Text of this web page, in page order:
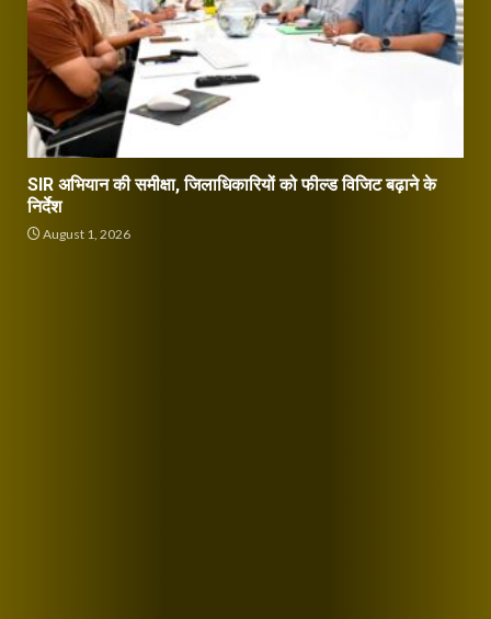
SIR अभियान की समीक्षा, जिलाधिकारियों को फील्ड विजिट बढ़ाने के
निर्देश
August 1, 2026